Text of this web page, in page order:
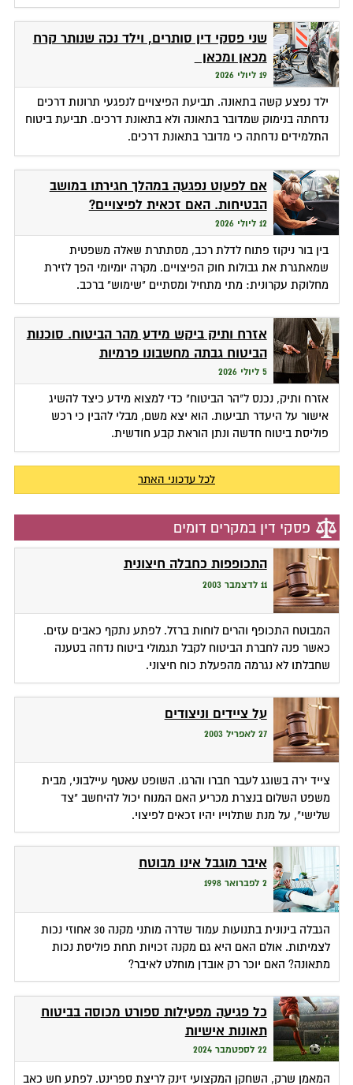
שני פסקי דין סותרים, וילד נכה שנותר קרח
מכאן ומכאן
19 ליולי 2026
ילד נפצע קשה בתאונה. תביעת הפיצויים לנפגעי תרונות דרכים
נדחתה בנימוק שמדובר בתאונה ולא בתאונת דרכים. תביעת ביטוח
התלמידים נדחתה כי מדובר בתאונת דרכים.
אם לפעוט נפגעה במהלך חגירתו במושב
הבטיחות. האם זכאית לפיצויים?
12 ליולי 2026
בין בור ניקוז פתוח לדלת רכב, מסתתרת שאלה משפטית
שמאתגרת את גבולות חוק הפיצויים. מקרה יומיומי הפך לזירת
מחלוקת עקרונית: מתי מתחיל ומסתיים "שימוש" ברכב.
אזרח ותיק ביקש מידע מהר הביטוח. סוכנות
הביטוח גבתה מחשבונו פרמיות
5 ליולי 2026
אזרח ותיק, נכנס ל"הר הביטוח" כדי למצוא מידע כיצד להשיג
אישור על היעדר תביעות. הוא יצא משם, מבלי להבין כי רכש
פוליסת ביטוח חדשה ונתן הוראת קבע חודשית.
לכל עדכוני האתר
פסקי דין במקרים דומים
התכופפות כחבלה חיצונית
11 לדצמבר 2003
המבוטח התכופף והרים לוחות ברזל. לפתע נתקף כאבים עזים.
כאשר פנה לחברת הביטוח לקבל תגמולי ביטוח נדחה בטענה
שחבלתו לא נגרמה מהפעלת כוח חיצוני.
על ציידים וניצודים
27 לאפריל 2003
צייד ירה בשוגג לעבר חברו והרגו. השופט עאטף עיילבוני, מבית
משפט השלום בנצרת מכריע האם המנוח יכול להיחשב "צד
שלישי", על מנת שתלוייו יהיו זכאים לפיצוי.
איבר מוגבל אינו מבוטח
2 לפברואר 1998
הגבלה בינונית בתנועות עמוד שדרה מותני מקנה 30 אחוזי נכות
לצמיתות. אולם האם היא גם מקנה זכויות תחת פוליסת נכות
מתאונה? האם יוכר רק אובדן מוחלט לאיבר?
כל פגיעה מפעילות ספורט מכוסה בביטוח
תאונות אישיות
22 לספטמבר 2024
המאמן שרק, השחקן המקצועי זינק לריצת ספרינט. לפתע חש כאב